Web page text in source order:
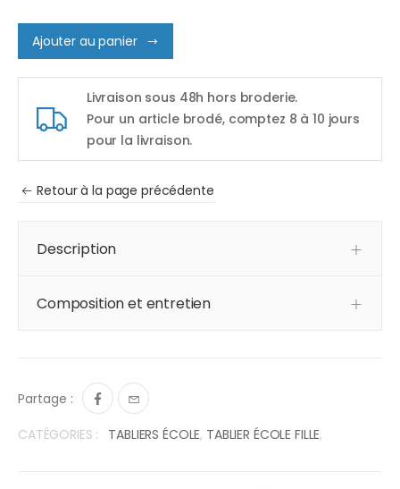
Ajouter au panier
Livraison sous 48h hors broderie.
Pour un article brodé, comptez 8 à 10 jours
pour la livraison.
Retour à la page précédente
Description
Composition et entretien
Partage :
CATÉGORIES : TABLIERS ÉCOLE, TABLIER ÉCOLE FILLE,